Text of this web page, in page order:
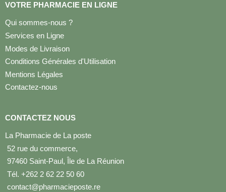
VOTRE PHARMACIE EN LIGNE
Qui sommes-nous ?
Services en Ligne
Modes de Livraison
Conditions Générales d'Utilisation
Mentions Légales
Contactez-nous
CONTACTEZ NOUS
La Pharmacie de La poste
52 rue du commerce,
97460 Saint-Paul, Île de La Réunion
Tél. +262 2 62 22 50 60
contact@pharmacieposte.re